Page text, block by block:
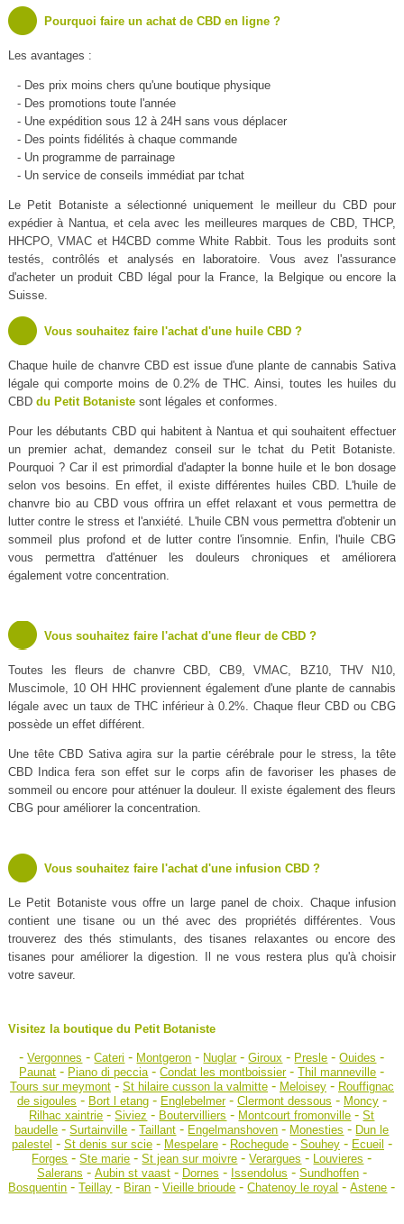
Pourquoi faire un achat de CBD en ligne ?
Les avantages :
- Des prix moins chers qu'une boutique physique
- Des promotions toute l'année
- Une expédition sous 12 à 24H sans vous déplacer
- Des points fidélités à chaque commande
- Un programme de parrainage
- Un service de conseils immédiat par tchat
Le Petit Botaniste a sélectionné uniquement le meilleur du CBD pour
expédier à Nantua, et cela avec les meilleures marques de CBD, THCP,
HHCPO, VMAC et H4CBD comme White Rabbit. Tous les produits sont
testés, contrôlés et analysés en laboratoire. Vous avez l'assurance
d'acheter un produit CBD légal pour la France, la Belgique ou encore la
Suisse.
Vous souhaitez faire l'achat d'une huile CBD ?
Chaque huile de chanvre CBD est issue d'une plante de cannabis Sativa
légale qui comporte moins de 0.2% de THC. Ainsi, toutes les huiles du
CBD du Petit Botanistesont légales et conformes.
Pour les débutants CBD qui habitent à Nantua et qui souhaitent effectuer
un premier achat, demandez conseil sur le tchat du Petit Botaniste.
Pourquoi ? Car il est primordial d'adapter la bonne huile et le bon dosage
selon vos besoins. En effet, il existe différentes huiles CBD. L'huile de
chanvre bio au CBD vous offrira un effet relaxant et vous permettra de
lutter contre le stress et l'anxiété. L'huile CBN vous permettra d'obtenir un
sommeil plus profond et de lutter contre l'insomnie. Enfin, l'huile CBG
vous permettra d'atténuer les douleurs chroniques et améliorera
également votre concentration.
Vous souhaitez faire l'achat d'une fleur de CBD ?
Toutes les fleurs de chanvre CBD, CB9, VMAC, BZ10, THV N10,
Muscimole, 10 OH HHC proviennent également d'une plante de cannabis
légale avec un taux de THC inférieur à 0.2%. Chaque fleur CBD ou CBG
possède un effet différent.
Une tête CBD Sativa agira sur la partie cérébrale pour le stress, la tête
CBD Indica fera son effet sur le corps afin de favoriser les phases de
sommeil ou encore pour atténuer la douleur. Il existe également des fleurs
CBG pour améliorer la concentration.
Vous souhaitez faire l'achat d'une infusion CBD ?
Le Petit Botaniste vous offre un large panel de choix. Chaque infusion
contient une tisane ou un thé avec des propriétés différentes. Vous
trouverez des thés stimulants, des tisanes relaxantes ou encore des
tisanes pour améliorer la digestion. Il ne vous restera plus qu'à choisir
votre saveur.
Visitez la boutique du Petit Botaniste
-Vergonnes -Cateri - Montgeron - Nuglar-Giroux - Presle -Ouides -
Paunat - Piano di peccia -Condat les montboissier-Thil manneville -
Tours sur meymont- St hilaire cusson la valmitte- Meloisey- Rouffignac
de sigoules - Bort l etang- Englebelmer- Clermont dessous - Moncy-
Rilhac xaintrie -Siviez - Boutervilliers - Montcourt fromonville -St
baudelle -Surtainville -Taillant - Engelmanshoven - Monesties - Dun le
palestel - St denis sur scie- Mespelare- Rochegude- Souhey- Ecueil -
Forges -Ste marie -St jean sur moivre -Verargues - Louvieres -
Salerans - Aubin st vaast- Dornes - Issendolus - Sundhoffen-
Bosquentin -Teillay - Biran -Vieille brioude -Chatenoy le royal -Astene -